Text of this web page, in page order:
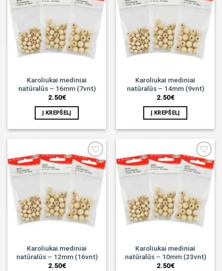
Karoliukai mediniai
natūralūs – 16mm (7vnt)
2.50€
Į KREPŠELĮ
Karoliukai mediniai
natūralūs – 14mm (9vnt)
2.50€
Į KREPŠELĮ
Karoliukai mediniai
natūralūs – 12mm (16vnt)
2.50€
Karoliukai mediniai
natūralūs – 10mm (23vnt)
2.50€